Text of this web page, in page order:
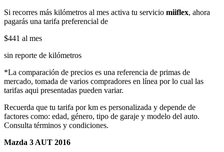
Si recorres más kilómetros al mes activa tu servicio miiflex, ahora
pagarás una tarifa preferencial de
$441 al mes
sin reporte de kilómetros
*La comparación de precios es una referencia de primas de
mercado, tomada de varios compradores en línea por lo cual las
tarifas aqui presentadas pueden variar.
Recuerda que tu tarifa por km es personalizada y depende de
factores como: edad, género, tipo de garaje y modelo del auto.
Consulta términos y condiciones.
Mazda 3 AUT 2016